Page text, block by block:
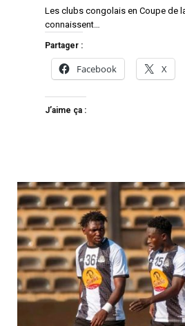
Les clubs congolais en Coupe de
connaissent…
Partager :
Facebook X
J’aime ça :